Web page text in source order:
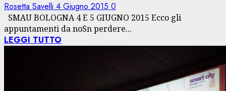
Rosetta Savelli 4 Giugno 2015 0
SMAU BOLOGNA 4 E 5 GIUGNO 2015 Ecco gli
appuntamenti da noSn perdere...
LEGGI TUTTO